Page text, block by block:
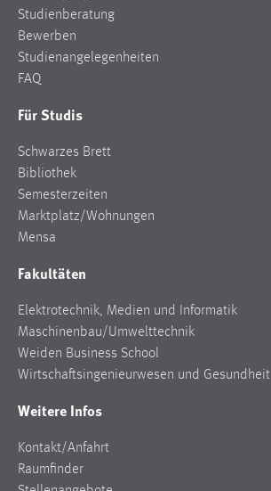
Studienberatung
Bewerben
Studienangelegenheiten
FAQ
Für Studis
Schwarzes Brett
Bibliothek
Semesterzeiten
Marktplatz/Wohnungen
Mensa
Fakultäten
Elektrotechnik, Medien und Informatik
Maschinenbau/Umwelttechnik
Weiden Business School
Wirtschaftsingenieurwesen und Gesundheit
Weitere Infos
Kontakt/Anfahrt
Raumfinder